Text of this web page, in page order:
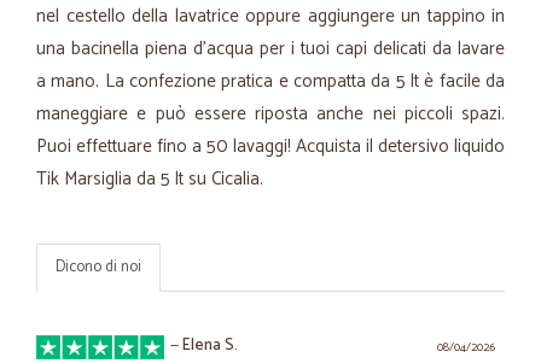
nel cestello della lavatrice oppure aggiungere un tappino in
una bacinella piena d’acqua per i tuoi capi delicati da lavare
a mano. La confezione pratica e compatta da 5 lt è facile da
maneggiare e può essere riposta anche nei piccoli spazi.
Puoi effettuare fino a 50 lavaggi! Acquista il detersivo liquido
Tik Marsiglia da 5 lt su Cicalia.
Dicono di noi
08/04/2026
—Elena S.